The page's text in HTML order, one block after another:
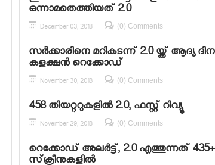
ഒന്നാമതെത്തിയത് 2.0
December 03, 2018 (0) Comments
സര്‍ക്കാരിനെ മറികടന്ന് 2.0 യ്ക്ക് ആദ്യ ദിന
കളക്ഷന്‍ റെക്കോഡ്
November 30, 2018 (0) Comments
458 തിയറ്ററുകളില്‍ 2.0, ഫസ്റ്റ് റിവ്യൂ
November 29, 2018 (0) Comments
റെക്കോഡ് അലര്‍ട്ട്, 2.0 എത്തുന്നത് 435+
സ്‌ക്രീനുകളില്‍